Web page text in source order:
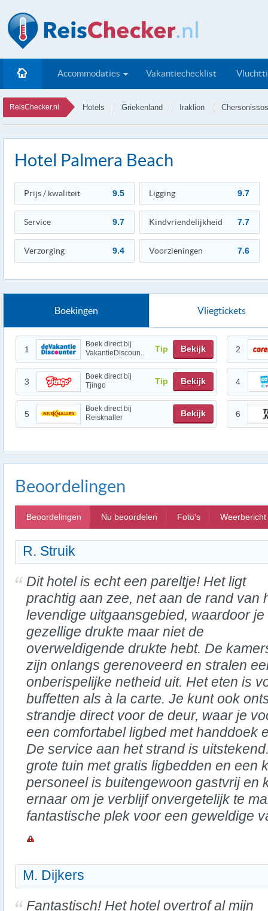
Accommodaties Vakantiechecklist
ReisChecker.nl Hotels Griekenland Iraklion Chersonissos
Hotel Palmera Beach
Prijs / kwaliteit 9.5 Ligging 9.7
Service 9.7 Kindvriendelijkheid 7.7
Verzorging 9.4 Voorzieningen 7.6
Boekingen Vliegtickets
1
Boek direct bij
VakantieDiscoun..
Tip Bekijk 2
3
Boek direct bij
Tjingo
Tip Bekijk 4
5
Boek direct bij
Reisknaller
Bekijk 6
Beoordelingen
Beoordelingen Nu beoordelen Foto's Weerbericht
R. Struik
Dit hotel is echt een pareltje! Het ligt
prachtig aan zee, net aan de rand van
levendige uitgaansgebied, waardoor je
gezellige drukte maar niet de
overweldigende drukte hebt. De
zijn onlangs gerenoveerd en stralen
onberispelijke netheid uit. Het eten is
buffetten als à la carte. Je kunt ook
strandje direct voor de deur, waar je
een comfortabel ligbed met handdoek
De service aan het strand is
grote tuin met gratis ligbedden en een
personeel is buitengewoon gastvrij en
ernaar om je verblijf onvergetelijk te
fantastische plek voor een geweldige
M. Dijkers
Fantastisch! Het hotel overtrof al mijn